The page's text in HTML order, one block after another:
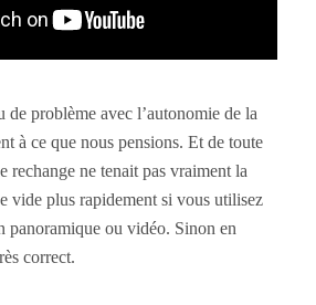
de problème avec l’autonomie de la
à ce que nous pensions. Et de toute
rechange ne tenait pas vraiment la
vide plus rapidement si vous utilisez
panoramique ou vidéo. Sinon en
correct.